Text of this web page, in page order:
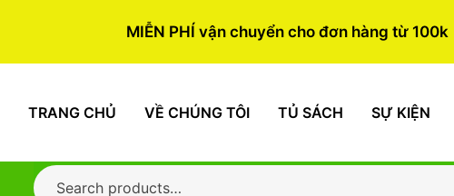
TRANG CHỦ VỀ CHÚNG TÔI TỦ SÁCH SỰ KIỆN
MIỄN PHÍ vận chuyển cho đơn hàng từ 100k